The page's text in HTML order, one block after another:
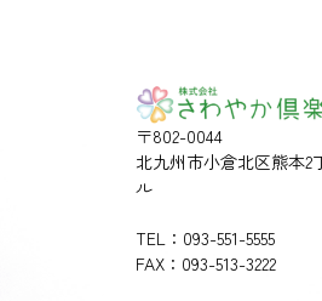
〒802-0044
北九州市小倉北区熊本2
ル
TEL：093-551-5555
FAX：093-513-3222